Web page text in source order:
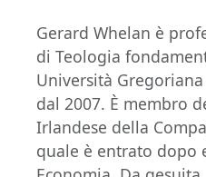
Gerard Whelan è
di Teologia
Università
dal 2007. È membro
Irlandese della
quale è entrato dopo